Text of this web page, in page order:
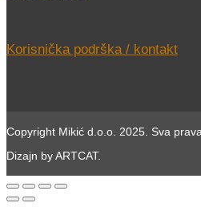
Korisnička podrška / kontakt
Copyright Mikić d.o.o. 2025. Sva
Dizajn by ARTCAT.